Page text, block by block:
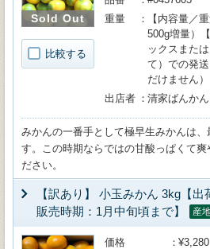
Sold Out
比較する
重量
【内容量／
500g増量）
ックスまた
て）での発
だけません）
出店者
清家ばんかん
みかんの一番手として極早生みかんは
す。この時期ならではの甘酸っぱくて爽
ださい。
【訳あり】 小玉みかん 3kg【
販売時期：1月中旬頃まで】
産
価格
¥3,280